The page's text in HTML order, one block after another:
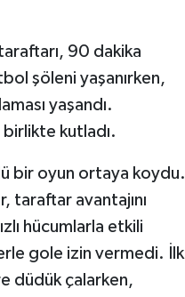
90 dakika
şöleni yaşanırken,
yaşandı.
kutladı.
bir oyun ortaya koydu.
taraftar avantajını
hücumlarla etkili
gole izin vermedi. İlk
düdük çalarken,